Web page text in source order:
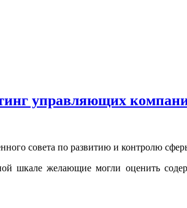
управляющих
совета по развитию и контролю
шкале желающие могли оценить